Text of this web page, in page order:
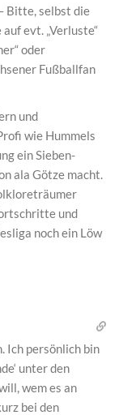
Bitte, selbst die
evt. „Verluste“
oder
Fußballfan
und
wie Hummels
ein Sieben-
ala Götze macht.
und
noch ein Löw
Ich persönlich bin
unter den
wem es an
bei den